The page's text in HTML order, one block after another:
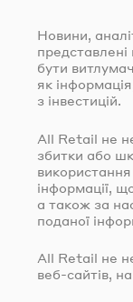
Новини,
представлені
бути
як
з інвестицій.
All Retail не
збитки або
використання
інформації,
а також за
поданої
All Retail не
веб-сайтів,